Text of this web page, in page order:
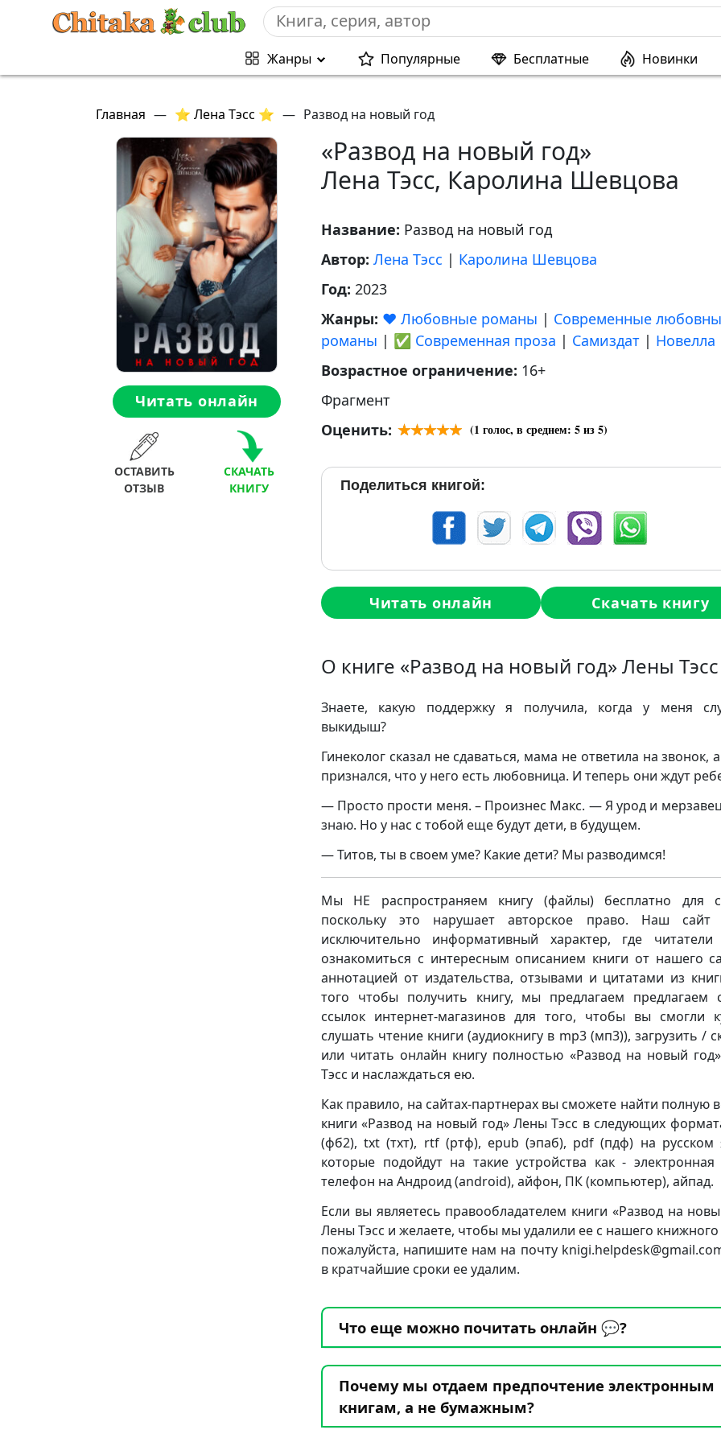
Жанры Популярные Бесплатные Новинки
Главная — ⭐ Лена Тэсс ⭐ — Развод на новый год
Читать онлайн
ОСТАВИТЬ
ОТЗЫВ
СКАЧАТЬ
КНИГУ
«Развод на новый год»
Лена Тэсс, Каролина Шевцова
Название: Развод на новый год
Автор: Лена Тэсс | Каролина Шевцова
Год: 2023
Жанры: ❤️ Любовные романы | Современные
романы | ✅ Современная проза | Самиздат | Новелла
Возрастное ограничение: 16+
Фрагмент
Оценить:
(1 голос, в среднем: 5из 5)
Поделиться книгой:
Читать онлайн Скачать книгу
О книге «Развод на новый год» Лены Тэсс
Знаете, какую поддержку я получила, когда у меня
выкидыш?
Гинеколог сказал не сдаваться, мама не ответила на звонок,
признался, что у него есть любовница. И теперь они ждут
— Просто прости меня. – Произнес Макс. — Я урод и
знаю. Но у нас с тобой еще будут дети, в будущем.
— Титов, ты в своем уме? Какие дети? Мы разводимся!
Мы НЕ распространяем книгу (файлы) бесплатно для
поскольку это нарушает авторское право. Наш сайт
исключительно информативный характер, где читатели
ознакомиться с интересным описанием книги от нашего
аннотацией от издательства, отзывами и цитатами из
того чтобы получить книгу, мы предлагаем предлагаем
ссылок интернет-магазинов для того, чтобы вы смогли
слушать чтение книги (аудиокнигу в mp3 (мп3)), загрузить /
или читать онлайн книгу полностью «Развод на новый
Тэсс и наслаждаться ею.
Как правило, на сайтах-партнерах вы сможете найти полную
книги «Развод на новый год» Лены Тэсс в следующих
(фб2), txt (тхт), rtf (ртф), epub (эпаб), pdf (пдф) на русском
которые подойдут на такие устройства как - электронная
телефон на Андроид (android), айфон, ПК (компьютер), айпад.
Если вы являетесь правообладателем книги «Развод на
Лены Тэсс и желаете, чтобы мы удалили ее с нашего книжного
пожалуйста, напишите нам на почту
в кратчайшие сроки ее удалим.
Что еще можно почитать онлайн 💬?
Почему мы отдаем предпочтение электронным
книгам, а не бумажным?